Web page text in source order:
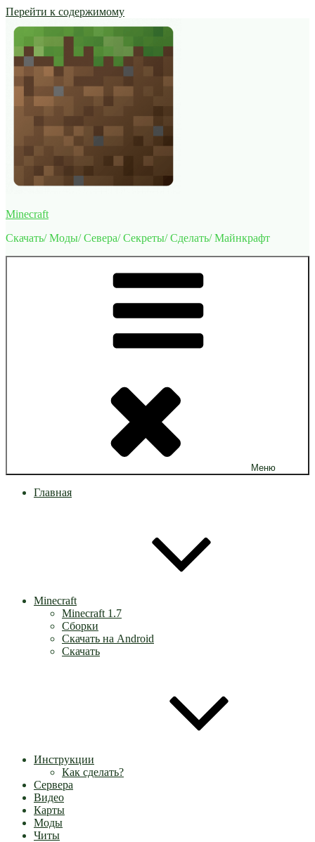
Перейти к содержимому
Minecraft
Скачать/ Моды/ Севера/ Секреты/ Сделать/ Майнкрафт
Меню
Главная
Minecraft
Minecraft 1.7
Сборки
Скачать на Android
Скачать
Инструкции
Как сделать?
Сервера
Видео
Карты
Моды
Читы